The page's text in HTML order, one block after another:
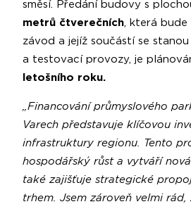
směsí. Předání budovy s
metrů čtverečních , která
závod a jejíž součástí se
a testovací provozy, je
letošního roku.
„Financování průmyslového
Varech představuje klíčovou
infrastruktury regionu. Tento
hospodářský růst a vytváří
také zajišťuje strategické
trhem. Jsem zároveň velmi